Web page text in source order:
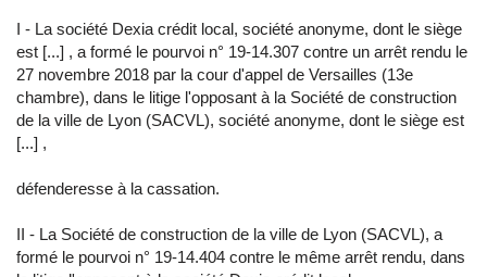
I - La société Dexia crédit local, société anonyme, dont le siège
est [...] , a formé le pourvoi n° 19-14.307 contre un arrêt rendu le
27 novembre 2018 par la cour d'appel de Versailles (13e
chambre), dans le litige l'opposant à la Société de construction
de la ville de Lyon (SACVL), société anonyme, dont le siège est
[...] ,
défenderesse à la cassation.
II - La Société de construction de la ville de Lyon (SACVL), a
formé le pourvoi n° 19-14.404 contre le même arrêt rendu, dans